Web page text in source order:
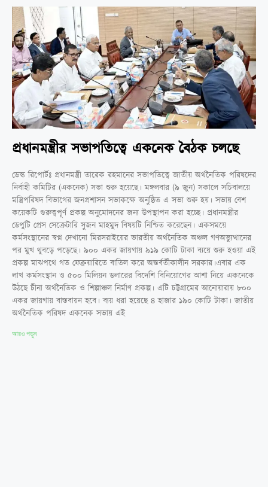
প্রধানমন্ত্রীর সভাপতিত্বে একনেক বৈঠক চলছে
ডেস্ক রিপোর্টঃ প্রধানমন্ত্রী তারেক রহমানের সভাপতিত্বে জাতীয় অর্থনৈতিক পরিষদের
নির্বাহী কমিটির (একনেক) সভা শুরু হয়েছে। মঙ্গলবার (৯ জুন) সকালে সচিবালয়ে
মন্ত্রিপরিষদ বিভাগের জনপ্রশাসন সভাকক্ষে অনুষ্ঠিত এ সভা শুরু হয়। সভায় বেশ
কয়েকটি গুরুত্বপূর্ণ প্রকল্প অনুমোদনের জন্য উপস্থাপন করা হচ্ছে। প্রধানমন্ত্রীর
ডেপুটি প্রেস সেক্রেটারি সুজন মাহমুদ বিষয়টি নিশ্চিত করেছেন। একসময়ে
কর্মসংস্থানের স্বপ্ন দেখানো মিরসরাইয়ের ভারতীয় অর্থনৈতিক অঞ্চল গণঅভ্যুত্থানের
পর মুখ থুবড়ে পড়েছে। ৯০০ একর জায়গায় ৯১৯ কোটি টাকা ব্যয়ে শুরু হওয়া এই
প্রকল্প মাঝপথে গত ফেব্রুয়ারিতে বাতিল করে অন্তর্বর্তীকালীন সরকার।এবার এক
লাখ কর্মসংস্থান ও ৫০০ মিলিয়ন ডলারের বিদেশি বিনিয়োগের আশা নিয়ে একনেকে
উঠছে চীনা অর্থনৈতিক ও শিল্পাঞ্চল নির্মাণ প্রকল্প। এটি চট্টগ্রামের আনোয়ারায় ৮০০
একর জায়গায় বাস্তবায়ন হবে। ব্যয় ধরা হয়েছে ৪ হাজার ১৯০ কোটি টাকা। জাতীয়
অর্থনৈতিক পরিষদ একনেক সভায় এই
আরও পড়ুন